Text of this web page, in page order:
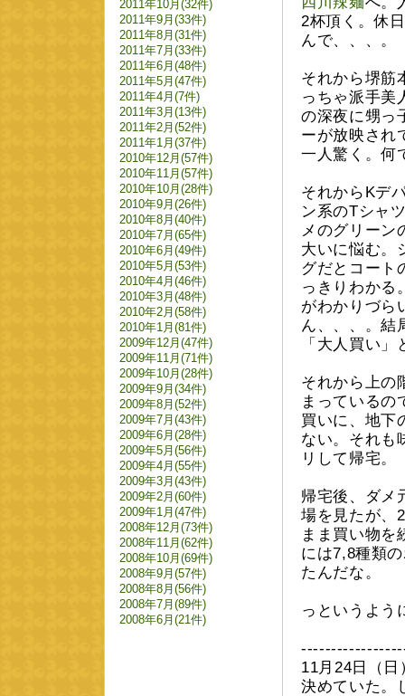
2杯頂く。休
んで、、、。
それから堺筋
っちゃ派手美
の深夜に甥っ
ーが放映され
一人驚く。何
それからKデ
ン系のTシャ
メのグリーン
大いに悩む。
グだとコート
っきりわかる
がわかりづら
ん、、、。結
「大人買い
それから上の
まっているの
買いに、地下
ない。それも
リして帰宅。
帰宅後、ダメ
場を見たが、
まま買い物を
には7,8種類
たんだな。
っというよう
11月24日（
決めていた。
2011年10月(32件)
2011年9月(33件)
2011年8月(31件)
2011年7月(33件)
2011年6月(48件)
2011年5月(47件)
2011年4月(7件)
2011年3月(13件)
2011年2月(52件)
2011年1月(37件)
2010年12月(57件)
2010年11月(57件)
2010年10月(28件)
2010年9月(26件)
2010年8月(40件)
2010年7月(65件)
2010年6月(49件)
2010年5月(53件)
2010年4月(46件)
2010年3月(48件)
2010年2月(58件)
2010年1月(81件)
2009年12月(47件)
2009年11月(71件)
2009年10月(28件)
2009年9月(34件)
2009年8月(52件)
2009年7月(43件)
2009年6月(28件)
2009年5月(56件)
2009年4月(55件)
2009年3月(43件)
2009年2月(60件)
2009年1月(47件)
2008年12月(73件)
2008年11月(62件)
2008年10月(69件)
2008年9月(57件)
2008年8月(56件)
2008年7月(89件)
2008年6月(21件)